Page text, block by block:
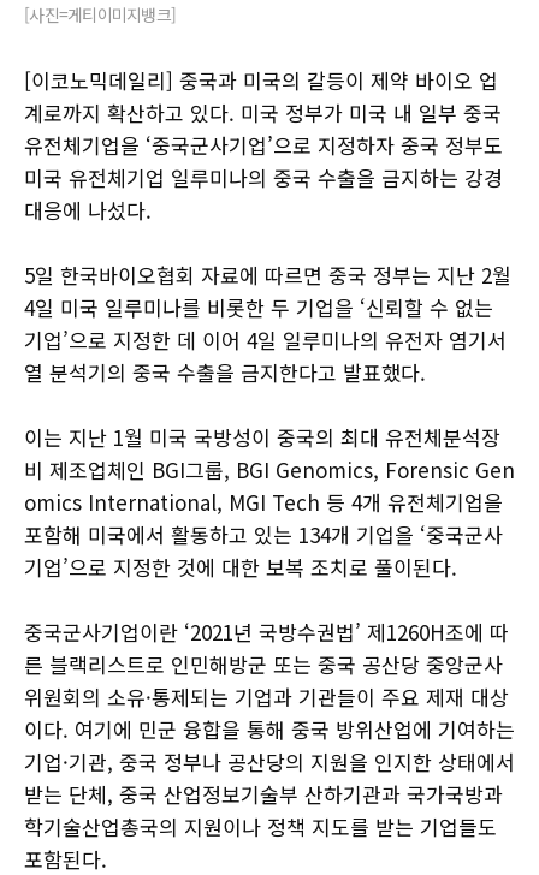
[사진=게티이미지뱅크]
[이코노믹데일리] 중국과 미국의 갈등이 제약 바이오 업
계로까지 확산하고 있다. 미국 정부가 미국 내 일부 중국
유전체기업을 ‘중국군사기업’으로 지정하자 중국 정부도
미국 유전체기업 일루미나의 중국 수출을 금지하는 강경
대응에 나섰다.
5일 한국바이오협회 자료에 따르면 중국 정부는 지난 2월
4일 미국 일루미나를 비롯한 두 기업을 ‘신뢰할 수 없는
기업’으로 지정한 데 이어 4일 일루미나의 유전자 염기서
열 분석기의 중국 수출을 금지한다고 발표했다.
이는 지난 1월 미국 국방성이 중국의 최대 유전체분석장
비 제조업체인 BGI그룹, BGI Genomics, Forensic Gen
omics International, MGI Tech 등 4개 유전체기업을
포함해 미국에서 활동하고 있는 134개 기업을 ‘중국군사
기업’으로 지정한 것에 대한 보복 조치로 풀이된다.
중국군사기업이란 ‘2021년 국방수권법’ 제1260H조에 따
른 블랙리스트로 인민해방군 또는 중국 공산당 중앙군사
위원회의 소유·통제되는 기업과 기관들이 주요 제재 대상
이다. 여기에 민군 융합을 통해 중국 방위산업에 기여하는
기업·기관, 중국 정부나 공산당의 지원을 인지한 상태에서
받는 단체, 중국 산업정보기술부 산하기관과 국가국방과
학기술산업총국의 지원이나 정책 지도를 받는 기업들도
포함된다.